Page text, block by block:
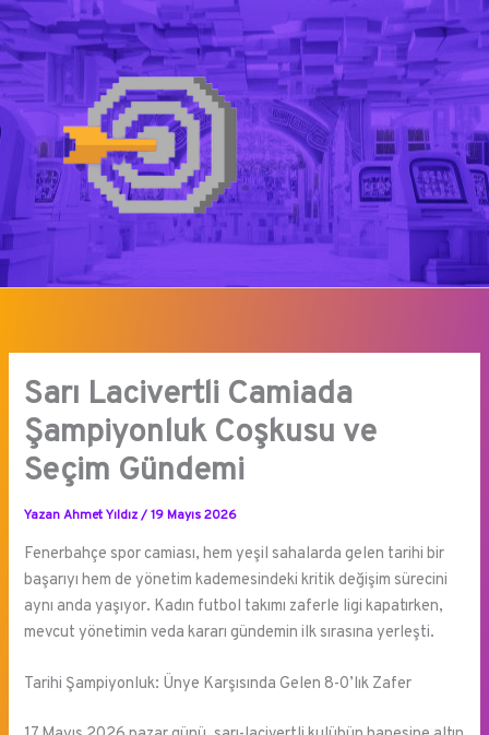
İçeriğe
atla
Sarı Lacivertli Camiada
Şampiyonluk Coşkusu ve
Seçim Gündemi
Yazan Ahmet Yıldız/19 Mayıs 2026
Fenerbahçe spor camiası, hem yeşil sahalarda gelen tarihi bir
başarıyı hem de yönetim kademesindeki kritik değişim sürecini
aynı anda yaşıyor. Kadın futbol takımı zaferle ligi kapatırken,
mevcut yönetimin veda kararı gündemin ilk sırasına yerleşti.
Tarihi Şampiyonluk: Ünye Karşısında Gelen 8-0’lık Zafer